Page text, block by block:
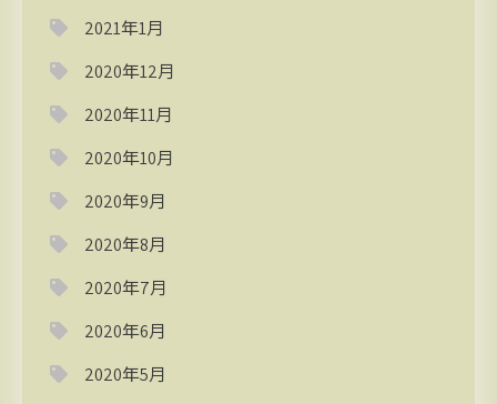
2021年1月
2020年12月
2020年11月
2020年10月
2020年9月
2020年8月
2020年7月
2020年6月
2020年5月